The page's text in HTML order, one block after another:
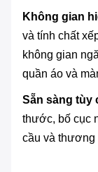
Không gian
và tính chất
không gian
quần áo và
Sẵn sàng tùy
thước, bố cục
cầu và thương